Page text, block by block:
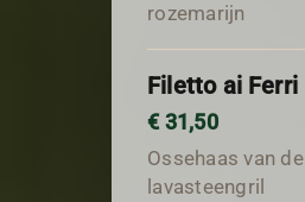
rozemarijn
Filetto ai Ferri
€ 31,50
Ossehaas van de
lavasteengril